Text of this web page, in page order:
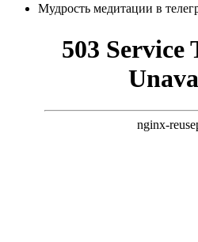
Мудрость медитации в